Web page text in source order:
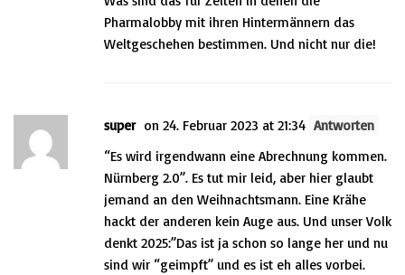
Pharmalobby mit ihren Hintermännern das
Weltgeschehen bestimmen. Und nicht nur die!
super on 24. Februar 2023 at 21:34 Antworten
“Es wird irgendwann eine Abrechnung kommen.
Nürnberg 2.0”. Es tut mir leid, aber hier glaubt
jemand an den Weihnachtsmann. Eine Krähe
hackt der anderen kein Auge aus. Und unser Volk
denkt 2025:”Das ist ja schon so lange her und nu
sind wir “geimpft” und es ist eh alles vorbei.